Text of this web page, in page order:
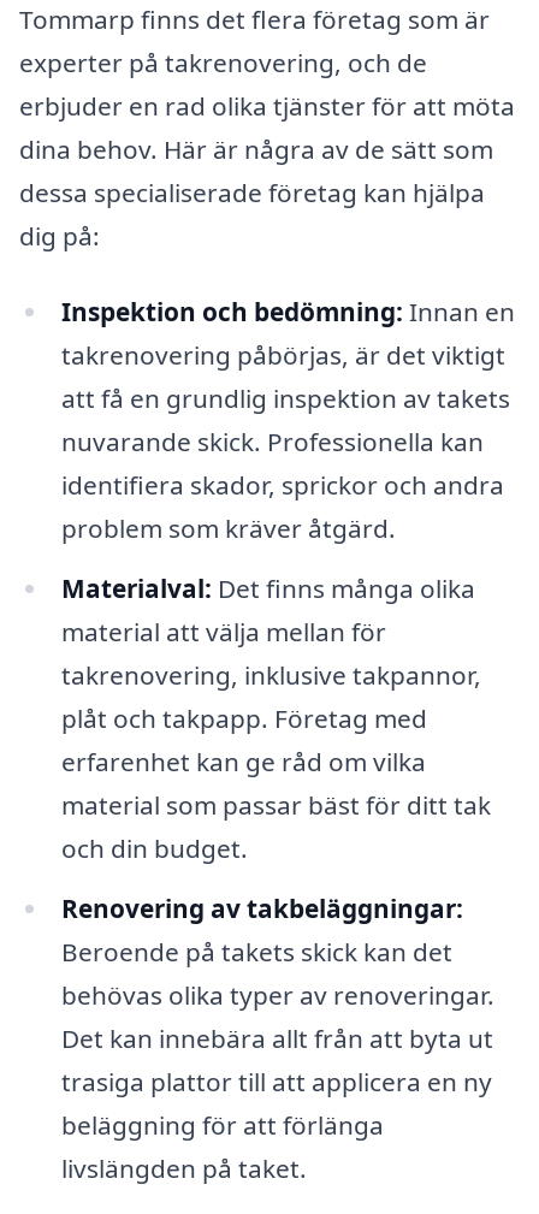
Tommarp finns det flera företag som är
experter på takrenovering, och de
erbjuder en rad olika tjänster för att möta
dina behov. Här är några av de sätt som
dessa specialiserade företag kan hjälpa
dig på:
Inspektion och bedömning: Innan en
takrenovering påbörjas, är det viktigt
att få en grundlig inspektion av takets
nuvarande skick. Professionella kan
identifiera skador, sprickor och andra
problem som kräver åtgärd.
Materialval: Det finns många olika
material att välja mellan för
takrenovering, inklusive takpannor,
plåt och takpapp. Företag med
erfarenhet kan ge råd om vilka
material som passar bäst för ditt tak
och din budget.
Renovering av takbeläggningar:
Beroende på takets skick kan det
behövas olika typer av renoveringar.
Det kan innebära allt från att byta ut
trasiga plattor till att applicera en ny
beläggning för att förlänga
livslängden på taket.